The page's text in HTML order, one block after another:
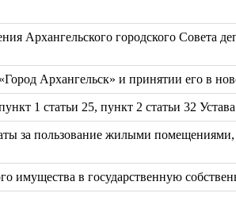
Архангельского городского Совета
Архангельск» и принятии его в
1 статьи 25, пункт 2 статьи 32
за пользование жилыми
имущества в государственную